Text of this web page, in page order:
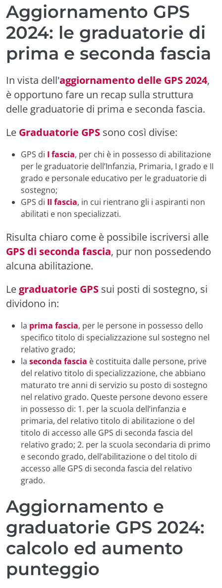
Aggiornamento GPS
2024: le graduatorie di
prima e seconda fascia
In vista dell'aggiornamento delle GPS 2024,
è opportuno fare un recap sulla struttura
delle graduatorie di prima e seconda fascia.
Le Graduatorie GPS sono così divise:
GPS di I fascia, per chi è in possesso di abilitazione
per le graduatorie dell’Infanzia, Primaria, I grado e II
grado e personale educativo per le graduatorie di
sostegno;
GPS di II fascia, in cui rientrano gli i aspiranti non
abilitati e non specializzati.
Risulta chiaro come è possibile iscriversi alle
GPS di seconda fascia, pur non possedendo
alcuna abilitazione.
Le graduatorie GPS sui posti di sostegno, si
dividono in:
la prima fascia, per le persone in possesso dello
specifico titolo di specializzazione sul sostegno nel
relativo grado;
la seconda fascia è costituita dalle persone, prive
del relativo titolo di specializzazione, che abbiano
maturato tre anni di servizio su posto di sostegno
nel relativo grado. Queste persone devono essere
in possesso di: 1. per la scuola dell’infanzia e
primaria, del relativo titolo di abilitazione o del
titolo di accesso alle GPS di seconda fascia del
relativo grado; 2. per la scuola secondaria di primo
e secondo grado, dell’abilitazione o del titolo di
accesso alle GPS di seconda fascia del relativo
grado.
Aggiornamento e
graduatorie GPS 2024:
calcolo ed aumento
punteggio